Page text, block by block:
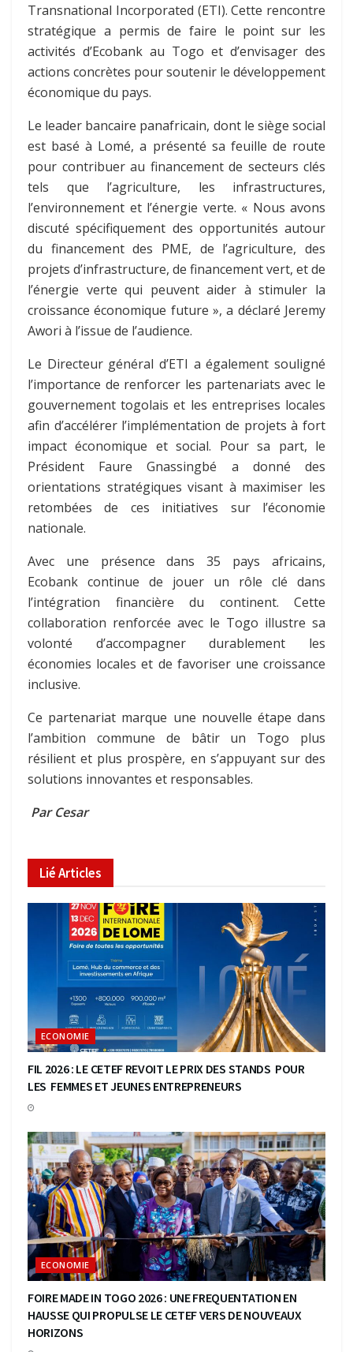
Transnational Incorporated (ETI). Cette rencontre
stratégique a permis de faire le point sur les
activités d’Ecobank au Togo et d’envisager des
actions concrètes pour soutenir le développement
économique du pays.
Le leader bancaire panafricain, dont le siège social
est basé à Lomé, a présenté sa feuille de route
pour contribuer au financement de secteurs clés
tels que l’agriculture, les infrastructures,
l’environnement et l’énergie verte. « Nous avons
discuté spécifiquement des opportunités autour
du financement des PME, de l’agriculture, des
projets d’infrastructure, de financement vert, et de
l’énergie verte qui peuvent aider à stimuler la
croissance économique future », a déclaré Jeremy
Awori à l’issue de l’audience.
Le Directeur général d’ETI a également souligné
l’importance de renforcer les partenariats avec le
gouvernement togolais et les entreprises locales
afin d’accélérer l’implémentation de projets à fort
impact économique et social. Pour sa part, le
Président Faure Gnassingbé a donné des
orientations stratégiques visant à maximiser les
retombées de ces initiatives sur l’économie
nationale.
Avec une présence dans 35 pays africains,
Ecobank continue de jouer un rôle clé dans
l’intégration financière du continent. Cette
collaboration renforcée avec le Togo illustre sa
volonté d’accompagner durablement les
économies locales et de favoriser une croissance
inclusive.
Ce partenariat marque une nouvelle étape dans
l’ambition commune de bâtir un Togo plus
résilient et plus prospère, en s’appuyant sur des
solutions innovantes et responsables.
Par Cesar
LiéArticles
ECONOMIE
FIL 2026 : LE CETEF REVOIT LE PRIX DES STANDS POUR
LES FEMMES ET JEUNES ENTREPRENEURS
ECONOMIE
FOIRE MADE IN TOGO 2026 : UNE FREQUENTATION EN
HAUSSE QUI PROPULSE LE CETEF VERS DE NOUVEAUX
HORIZONS